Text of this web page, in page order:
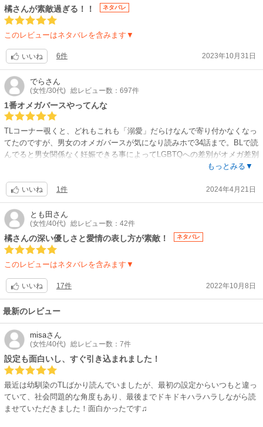
開けて酔ってました。
仕事は、高卒後どこかの会社に勤めていたけど辞めてしまい、出会った時
僕は当時片想いの別の人がいましたから初めて会った時、起きた気持ちは
複雑なものでした。
｢この人と結婚するのかぁ｣と思うと、人生の荷物を背負うような感覚でし
た。
ですが、不思議なことにその子だけは、本人がどうして欲しいか、どうす
れば笑顔になるか、何故か先に読めるんです。
相手も僕の事が気になっていて｢○○さん、愛してる！と、涙ながらに独り
言を言っているのを聞いてしまいました。○○さんはもちろん僕の名前で
す。
その後しばらくして、付き合い始めたのですが驚きでした。相手の気持ち
が手に取るように分かるんです。どうしてあげれば嬉しい気持ちにさせて
セッ○○も同じでした。相手がしてほしいこと、どうしたら気持ちよくして
あげられるか、どんな事をしてほしいのか、全部読めて、毎回いつも混じ
りあって一つになっていく、そんな愛し合いができました。
ですが、彼女の方が結婚予定前に、脳出血で急死してしまい、僕は半身も
ぎ取られた思いで、その後も誰とも恋愛することはありませんでした。
そんな僕の経験ですが、赤い糸ならぬ、下半身が教えてくれる結婚相手っ
て、ホントにいるんです。
橘さんが素敵過ぎる！！ ネタバレ
このレビューはネタバレを含みます▼
いいね 6件 2023年10月31日
でら さん
(女性/30代) 総レビュー数：697件
1番オメガバースやってんな
TLコーナー覗くと、どれもこれも「溺愛」だらけなんで寄り付かなくなっ
てたのですが、男女のオメガバースが気になり読みホで34話まで。BLで読
んでると男女関係なく妊娠できる事によってLGBTQへの差別がオメガ差別
にすり替わるだけの話が多いのですが、つまりは世の中の差別全てに言え
遼二とすみれも良いです。極端な性格でなく、揺れ幅があって、矢面に立
つ場面でも人間らしい迷いと誠実な心を持っているのが共感しつつ読めま
した。お互いに相手に相応しい人間になろうと努力する姿も。脇役は、話
数が長くなるとごちゃごちゃしそうなのですが、序盤は薄っすらと存在感
を残して燻らせて、ただの当て馬にせずに一人の人間として描いているの
が好感持てました。そこに人間性の可能性も感じさせて、こういう積み重
ねが他者を理解することにつながるんだと思えます。陸も芽ぐ実も好きで
せてて見易い。デンマークで出会う人達も良いし、作者さん目線の日本の
解像度が全く同意です。色々オメガバースあるあるな問題も起きつつ、で
も致命傷にならない程度の大げさにやりすぎないのが自分的には好きで
への気持ちが昂っていきます。もちろん絵も綺麗で表情もグッときます。
2人の始まりが発情からだったので、30話続いてもちょっとした事でドキ
ドキし合う関係が楽しいです。久しぶりに男女の恋愛漫画読みました(笑)
もっとみる▼
いいね 1件 2024年4月21日
とも田 さん
(女性/40代) 総レビュー数：42件
橘さんの深い優しさと愛情の表し方が素敵！ ネタバレ
このレビューはネタバレを含みます▼
いいね 17件 2022年10月8日
最新のレビュー
misaさん
(女性/40代) 総レビュー数：7件
設定も面白いし、すぐ引き込まれました！
最近は幼馴染のTLばかり読んでいましたが、最初の設定からいつもと違っ
ていて、社会問題的な角度もあり、最後までドキドキハラハラしながら読
ませていただきました！面白かったです♫